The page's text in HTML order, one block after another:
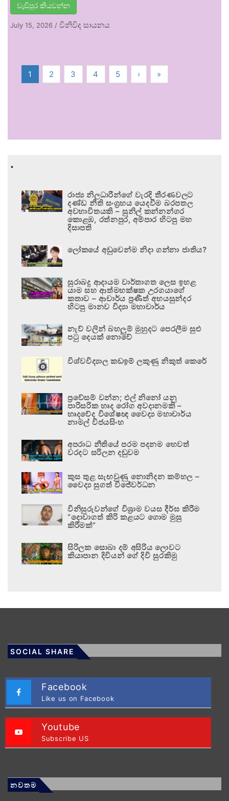
වැඩිපුර කියවන්න
July 15, 2026 / විනිවිද සායනය
1 2 3 4 5 › »
.
රාජ්‍ය නිලධාරීන්ගේ වැරදි තීරණවලට
දණ්ඩ නීති සංග්‍රහය යෙදවීම බරපතල
අවභාවිතයකි – සුනිල් කන්නන්ගර
කොළඹ, රත්නපුර, අම්පාර හිටපු මහ
දිසාපති
ලෝකයේ අඩුවෙන්ම නිදා ගන්නා ජාතිය?
සුරාබදු ආදායම වාර්තාගත ලෙස ඉහළ
යාම සහ ආත්මභක්ෂක උරගයාගේ
කතාව – ආචාර්ය ප්‍රණීත් අභයසුන්දර
හිටපු මානව විද්‍යා මහාචාර්ය
නැව් වලින් බහලුම් මුහුදට පෙරලීම සුළු
පටු දෙයක් නොවේ
විශ්වවිද්‍යාල කඩඉම් ලකුණු නිකුත් කෙරේ
ප්‍රවේසම් වන්න; එල් නිනෝ යනු
පාරිසරික හෘද රෝග අවදානමකි –
හෘදවේද විශේෂඥ වෛද්‍ය මහාචාර්ය
නාමල් විජයසිංහ
අපරාධ නීතියේ පරම පදනම හෙවත්
වරදට සරිලන දඬුවම
කුස තුළ සැඟවුණු නොනිදන කම්හල –
වෛද්‍ය සුගත් විජේවර්ධන
විනිසුරුවන්ගේ විශ්‍රාම වයස දීර්ඝ කිරීම
“දොවාගත් කිරි කළයට ගොම මුසු
කිරීමක්”
සිරිලක සොබා දම් අසිරිය ලොවට
කියාපාන දිවියන් ගේ දිවි සුරකිමු
SOCIAL SHARE
Facebook
Like us on Facebook
Youtube
Subscribe US
නවතම